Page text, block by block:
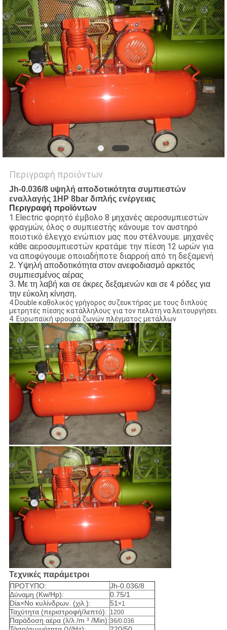
PRIVACY
POLICY
Περιγραφή προϊόντων
Jh-0.036/8 υψηλή αποδοτικότητα συμπιεστών
εναλλαγής 1HP 8bar διπλής ενέργειας
Περιγραφή προϊόντων
1.Electric φορητό έμβολο 8 μηχανές αεροσυμπιεστών
φραγμών, όλος ο συμπιεστής κάνουμε τον αυστηρό
ποιοτικό έλεγχο ενώπιον μας που στέλνουμε. μηχανές
κάθε αεροσυμπιεστών κρατάμε την πίεση 12 ωρών για
να αποφύγουμε οποιαδήποτε διαρροή από τη δεξαμενή
2. Υψηλή αποδοτικότητα στον ανεφοδιασμό αρκετός
συμπιεσμένος αέρας
3. Με τη λαβή και σε άκρες δεξαμενών και σε 4 ρόδες για
την εύκολη κίνηση.
4.Double καθολικός γρήγορος συζευκτήρας με τους διπλούς
μετρητές πίεσης κατάλληλους για τον πελάτη να λειτουργήσει.
4. Ευρωπαϊκή φρουρά ζωνών πλέγματος μετάλλων
Τεχνικές παράμετροι
ΠΡΟΤΥΠΟ:
Jh-0.036/8
Δύναμη (Kw/Hp):
0.75/1
Dia×No κυλίνδρων. (χιλ.):
51×1
Ταχύτητα (περιστροφή/λεπτό): 1200
Παράδοση αέρα (λ/λ /m ³ /Min):36/0.036